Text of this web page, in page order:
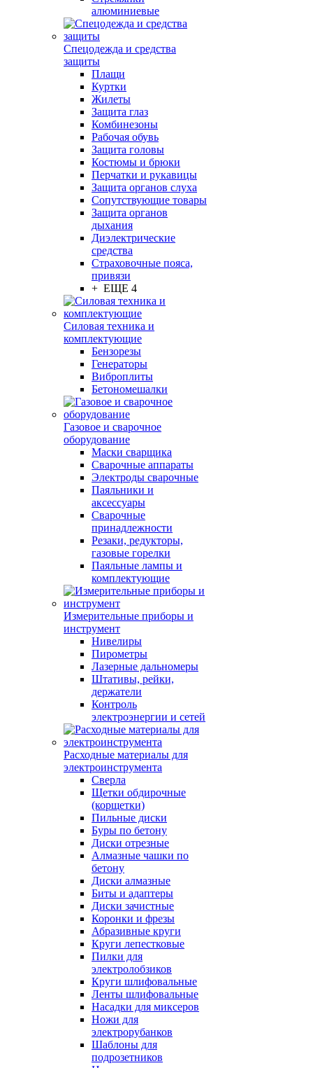
алюминиевые
Спецодежда и средства
защиты
Плащи
Куртки
Жилеты
Защита глаз
Комбинезоны
Рабочая обувь
Защита головы
Костюмы и брюки
Перчатки и рукавицы
Защита органов слуха
Сопутствующие товары
Защита органов
дыхания
Диэлектрические
средства
Страховочные пояса,
привязи
+ ЕЩЕ 4
Силовая техника и
комплектующие
Бензорезы
Генераторы
Виброплиты
Бетономешалки
Газовое и сварочное
оборудование
Маски сварщика
Сварочные аппараты
Электроды сварочные
Паяльники и
аксессуары
Сварочные
принадлежности
Резаки, редукторы,
газовые горелки
Паяльные лампы и
комплектующие
Измерительные приборы и
инструмент
Нивелиры
Пирометры
Лазерные дальномеры
Штативы, рейки,
держатели
Контроль
электроэнергии и сетей
Расходные материалы для
электроинструмента
Сверла
Щетки обдирочные
(корщетки)
Пильные диски
Буры по бетону
Диски отрезные
Алмазные чашки по
бетону
Диски алмазные
Биты и адаптеры
Диски зачистные
Коронки и фрезы
Абразивные круги
Круги лепестковые
Пилки для
электролобзиков
Круги шлифовальные
Ленты шлифовальные
Насадки для миксеров
Ножи для
электрорубанков
Шаблоны для
подрозетников